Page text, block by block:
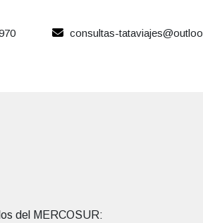
consultas-
del MERCOSUR: